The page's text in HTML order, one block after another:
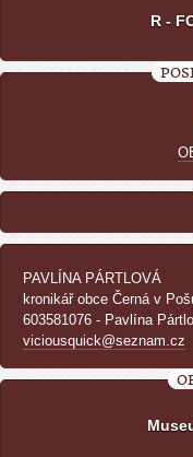
R -
PAVLÍNA PÁRTLOVÁ
kronikář obce Černá v
603581076 - Pavlína
viciousquick@seznam.cz